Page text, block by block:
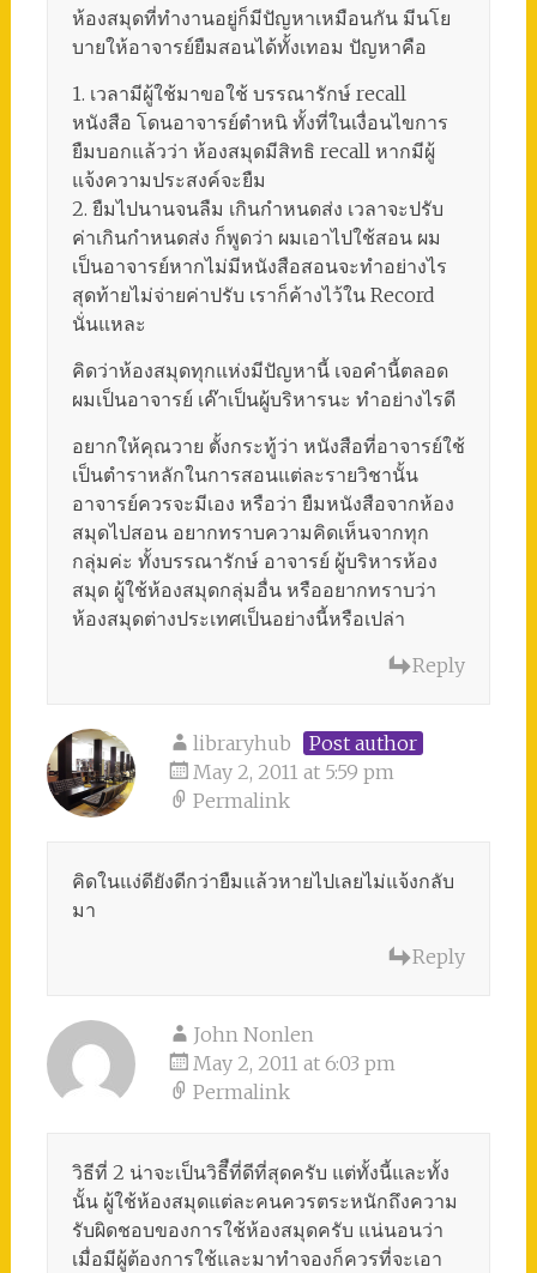
ห้องสมุดที่ทำงานอยู่ก็มีปัญหาเหมือนกัน มีนโย
บายให้อาจารย์ยืมสอนได้ทั้งเทอม ปัญหาคือ
1. เวลามีผู้ใช้มาขอใช้ บรรณารักษ์ recall
หนังสือ โดนอาจารย์ตำหนิ ทั้งที่ในเงื่อนไขการ
ยืมบอกแล้วว่า ห้องสมุดมีสิทธิ recall หากมีผู้
แจ้งความประสงค์จะยืม
2. ยืมไปนานจนลืม เกินกำหนดส่ง เวลาจะปรับ
ค่าเกินกำหนดส่ง ก็พูดว่า ผมเอาไปใช้สอน ผม
เป็นอาจารย์หากไม่มีหนังสือสอนจะทำอย่างไร
สุดท้ายไม่จ่ายค่าปรับ เราก็ค้างไว้ใน Record
นั่นแหละ
คิดว่าห้องสมุดทุกแห่งมีปัญหานี้ เจอคำนี้ตลอด
ผมเป็นอาจารย์ เค๊าเป็นผู้บริหารนะ ทำอย่างไรดี
อยากให้คุณวาย ตั้งกระทู้ว่า หนังสือที่อาจารย์ใช้
เป็นตำราหลักในการสอนแต่ละรายวิชานั้น
อาจารย์ควรจะมีเอง หรือว่า ยืมหนังสือจากห้อง
สมุดไปสอน อยากทราบความคิดเห็นจากทุก
กลุ่มค่ะ ทั้งบรรณารักษ์ อาจารย์ ผู้บริหารห้อง
สมุด ผู้ใช้ห้องสมุดกลุ่มอื่น หรืออยากทราบว่า
ห้องสมุดต่างประเทศเป็นอย่างนี้หรือเปล่า
Reply
libraryhub
Post author
May 2, 2011 at 5:59 pm
Permalink
คิดในแง่ดียังดีกว่ายืมแล้วหายไปเลยไม่แจ้งกลับ
มา
Reply
John Nonlen
May 2, 2011 at 6:03 pm
Permalink
วิธีที่ 2 น่าจะเป็นวิธีืที่ดีที่สุดครับ แต่ทั้งนี้และทั้ง
นั้น ผู้ใช้ห้องสมุดแต่ละคนควรตระหนักถึงความ
รับผิดชอบของการใช้ห้องสมุดครับ แน่นอนว่า
เมื่อมีผู้ต้องการใช้และมาทำจองก็ควรที่จะเอา